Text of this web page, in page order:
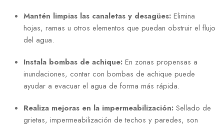
Mantén ⁢limpias las canaletas y desagües: Elimina
hojas, ramas​ u otros elementos que puedan obstruir el flujo
del agua.
Instala bombas de achique: En zonas propensas a
inundaciones, contar con bombas de achique puede
ayudar a evacuar el agua de forma más rápida.
Realiza mejoras en la impermeabilización: Sellado de
grietas, impermeabilización​ de techos y paredes, son